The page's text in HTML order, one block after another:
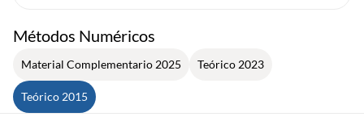
Métodos Numéricos
Material Complementario 2025 Teórico 2023
Teórico 2015